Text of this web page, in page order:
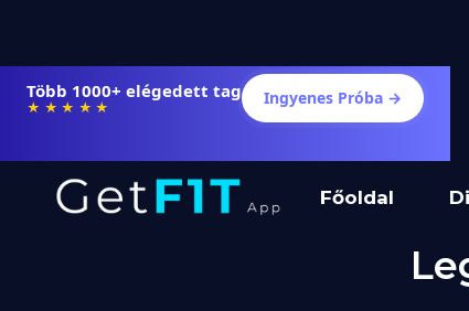
Főoldal
Több 1000+ elégedett tag
★★★★★ Ingyenes Próba →